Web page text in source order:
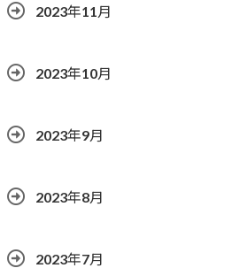
2023年11月
2023年10月
2023年9月
2023年8月
2023年7月